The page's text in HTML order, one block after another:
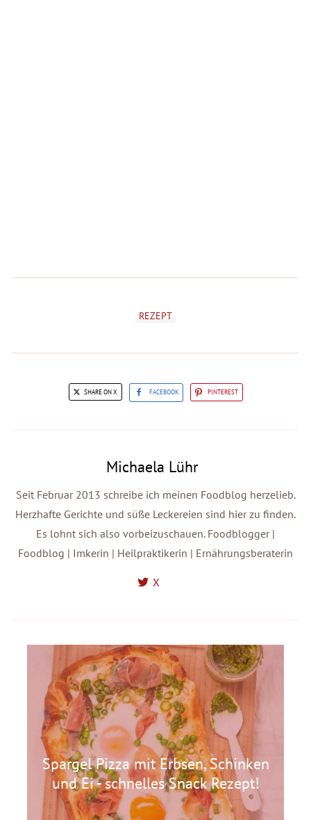
REZEPT
SHARE ON X FACEBOOK PINTEREST
Michaela Lühr
Seit Februar 2013 schreibe ich meinen Foodblog herzelieb.
Herzhafte Gerichte und süße Leckereien sind hier zu finden.
Es lohnt sich also vorbeizuschauen. Foodblogger |
Foodblog | Imkerin | Heilpraktikerin | Ernährungsberaterin
X
Spargel Pizza mit Erbsen, Schinken
und Ei - schnelles Snack Rezept!